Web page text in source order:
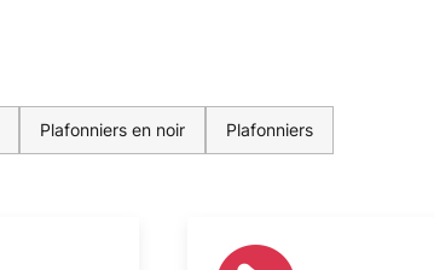
Plafonniers en noir Plafonniers